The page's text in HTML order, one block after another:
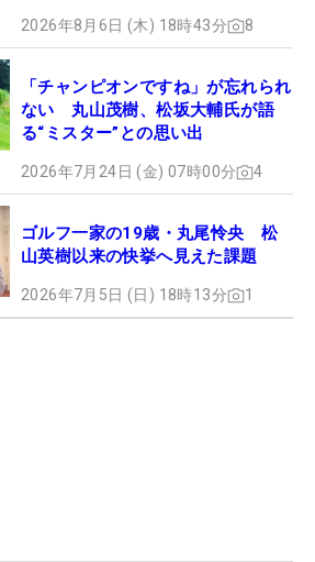
2026年8月6日 (木) 18時43分 8
「チャンピオンですね」が忘れられ
ない 丸山茂樹、松坂大輔氏が語
る“ミスター”との思い出
2026年7月24日 (金) 07時00分 4
ゴルフ一家の19歳・丸尾怜央 松
山英樹以来の快挙へ見えた課題
2026年7月5日 (日) 18時13分 1